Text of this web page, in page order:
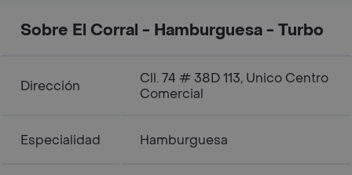
Sobre El Corral - Hamburguesa - Turbo
Dirección
Cll. 74 # 38D 113, Unico Centro
Comercial
Especialidad Hamburguesa